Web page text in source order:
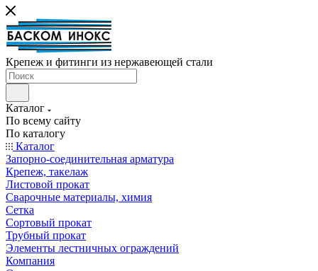
Крепеж и фитинги из нержавеющей стали
Каталог
По всему сайту
По каталогу
Каталог
Запорно-соединительная арматура
Крепеж, такелаж
Листовой прокат
Сварочные материалы, химия
Сетка
Сортовый прокат
Трубный прокат
Элементы лестничных ограждений
Компания